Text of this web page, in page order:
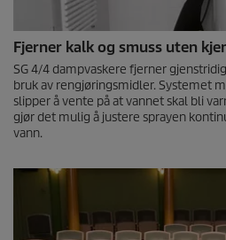
Fjerner kalk og smuss uten
SG 4/4 dampvaskere fjerner
bruk av rengjøringsmidler. Systemet
slipper å vente på at vannet skal bli
gjør det mulig å justere sprayen
vann.